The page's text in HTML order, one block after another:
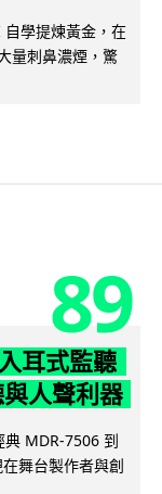
學提煉黃金，在
量刺鼻濃煙，驚
89
耳式監聽
人聲利器
MDR-7506 到
舞台製作者與創